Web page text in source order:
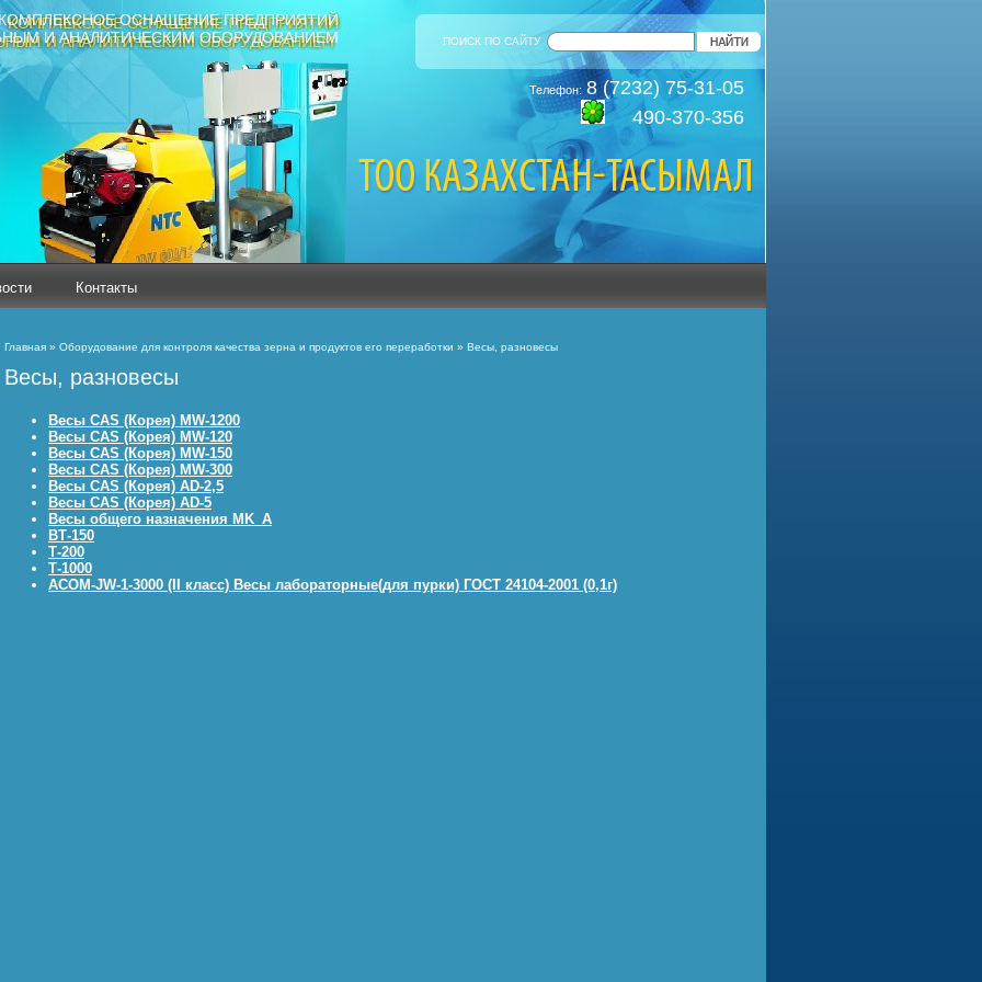
Телефон: 8 (7232) 75-31-05
490-370-356
ПОИСК ПО САЙТУ
КОМПЛЕКСНОЕ ОСНАЩЕНИЕ ПРЕДПРИЯТИЙ
И АНАЛИТИЧЕСКИМ ОБОРУДОВАНИЕМ
Контакты
Главная » Оборудование для контроля качества зерна и продуктов его переработки » Весы, разновесы
Весы, разновесы
Весы САS (Корея) MW-1200
Весы САS (Корея) MW-120
Весы САS (Корея) MW-150
Весы САS (Корея) MW-300
Весы САS (Корея) АD-2,5
Весы САS (Корея) АD-5
Весы общего назначения MK_A
ВТ-150
Т-200
Т-1000
ACOM-JW-1-3000 (II класс) Весы лабораторные(для пурки) ГОСТ 24104-2001 (0,1г)